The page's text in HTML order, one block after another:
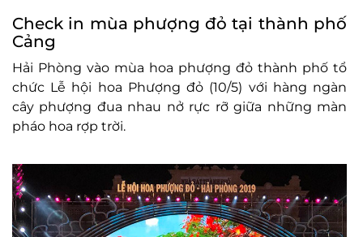
Check in mùa phượng đỏ tại thành phố
Cảng
Hải Phòng vào mùa hoa phượng đỏ thành phố tổ
chức Lễ hội hoa Phượng đỏ (10/5) với hàng ngàn
cây phượng đua nhau nở rực rỡ giữa những màn
pháo hoa rợp trời.